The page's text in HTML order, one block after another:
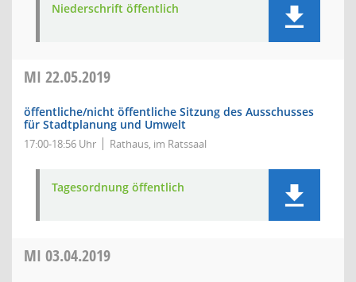
Niederschrift öffentlich
MI 22.05.2019
öffentliche/nicht öffentliche Sitzung des Ausschusses
für Stadtplanung und Umwelt
17:00-18:56 Uhr Rathaus, im Ratssaal
Tagesordnung öffentlich
MI 03.04.2019